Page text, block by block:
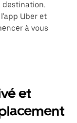
destination.
Uber et
à vous
et